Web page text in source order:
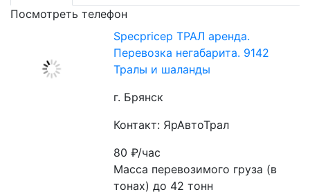
Посмотреть телефон
Specpricep ТРАЛ аренда.
Перевозка негабарита. 9142
Тралы и шаланды
г. Брянск
Контакт: ЯрАвтоТрал
80₽/час
Масса перевозимого груза (в
тонах) до 42 тонн